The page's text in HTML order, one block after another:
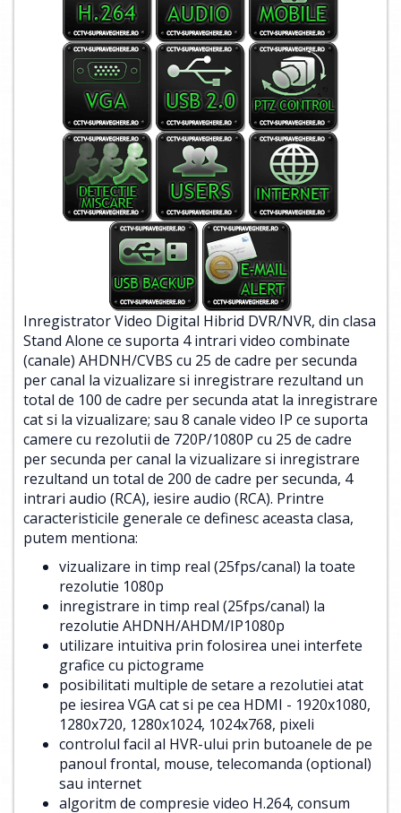
Inregistrator Video Digital Hibrid DVR/NVR, din clasa
Stand Alone ce suporta 4 intrari video combinate
(canale) AHDNH/CVBS cu 25 de cadre per secunda
per canal la vizualizare si inregistrare rezultand un
total de 100 de cadre per secunda atat la inregistrare
cat si la vizualizare; sau 8 canale video IP ce suporta
camere cu rezolutii de 720P/1080P cu 25 de cadre
per secunda per canal la vizualizare si inregistrare
rezultand un total de 200 de cadre per secunda, 4
intrari audio (RCA), iesire audio (RCA). Printre
caracteristicile generale ce definesc aceasta clasa,
putem mentiona:
vizualizare in timp real (25fps/canal) la toate
rezolutie 1080p
inregistrare in timp real (25fps/canal) la
rezolutie AHDNH/AHDM/IP1080p
utilizare intuitiva prin folosirea unei interfete
grafice cu pictograme
posibilitati multiple de setare a rezolutiei atat
pe iesirea VGA cat si pe cea HDMI - 1920x1080,
1280x720, 1280x1024, 1024x768, pixeli
controlul facil al HVR-ului prin butoanele de pe
panoul frontal, mouse, telecomanda (optional)
sau internet
algoritm de compresie video H.264, consum